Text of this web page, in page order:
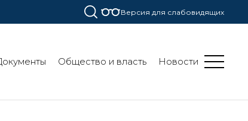
Версия для слабовидящих
Общество и власть Новости